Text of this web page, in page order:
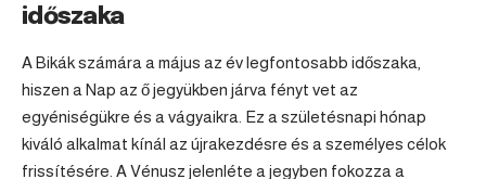
időszaka
A Bikák számára a május az év legfontosabb időszaka,
hiszen a Nap az ő jegyükben járva fényt vet az
egyéniségükre és a vágyaikra. Ez a születésnapi hónap
kiváló alkalmat kínál az újrakezdésre és a személyes célok
frissítésére. A Vénusz jelenléte a jegyben fokozza a